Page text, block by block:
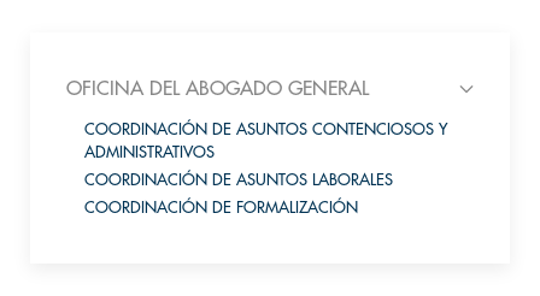
OFICINA DEL ABOGADO GENERAL
COORDINACIÓN DE ASUNTOS CONTENCIOSOS Y
ADMINISTRATIVOS
COORDINACIÓN DE ASUNTOS LABORALES
COORDINACIÓN DE FORMALIZACIÓN